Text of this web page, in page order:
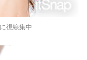
視線集中